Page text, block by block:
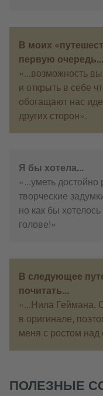
В моих
первую очередь...
«...возможность
и открыть в себе
обогащают нас
других сторон».
Я бы хотела...
«...уметь
творческие
но как бы
голове!»
В следующее
почитать...
«...Нила Геймана.
в оригинале,
меня с ростом
ПОЛЕЗНЫЕ